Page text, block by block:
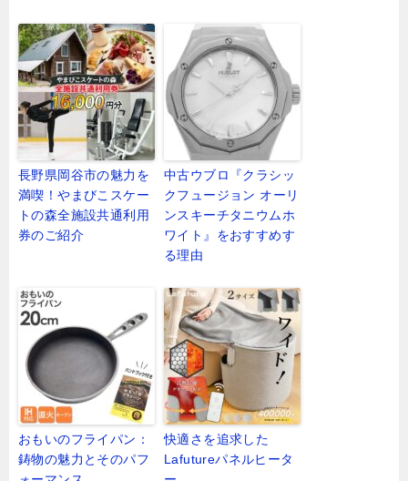
長野県岡谷市の魅力を
満喫！やまびこスケー
トの森全施設共通利用
券のご紹介
中古ウブロ『クラシッ
クフュージョン オーリ
ンスキーチタニウムホ
ワイト』をおすすめす
る理由
おもいのフライパン：
鋳物の魅力とそのパフ
快適さを追求した
Lafutureパネルヒータ